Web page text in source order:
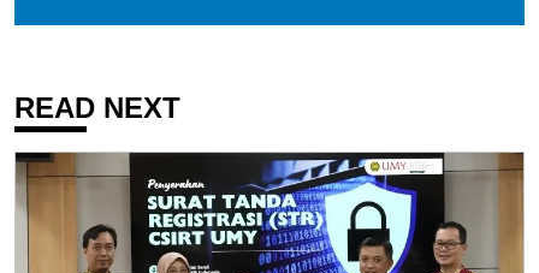
READ NEXT